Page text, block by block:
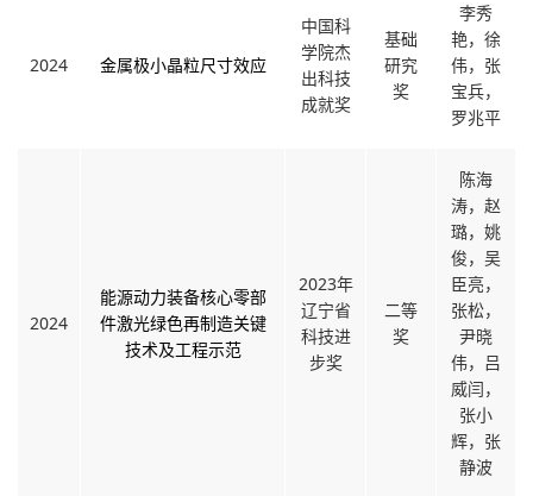
2024 金属极小晶粒尺寸效应
中国科
学院杰
出科技
成就奖
基础
研究
奖
李秀
艳，徐
伟，张
宝兵，
罗兆平
2024
能源动力装备核心零部
件激光绿色再制造关键
技术及工程示范
2023年
辽宁省
科技进
步奖
二等
奖
陈海
涛，赵
璐，姚
俊，吴
臣亮，
张松，
尹晓
伟，吕
威闫，
张小
辉，张
静波